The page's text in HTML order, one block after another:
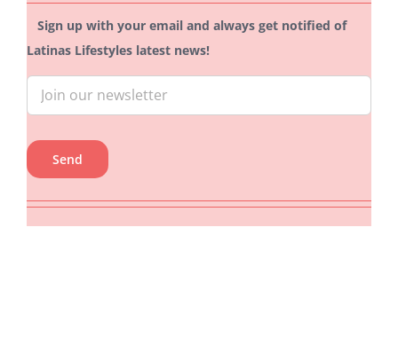
Sign up with your email and always get notified of
Latinas Lifestyles latest news!